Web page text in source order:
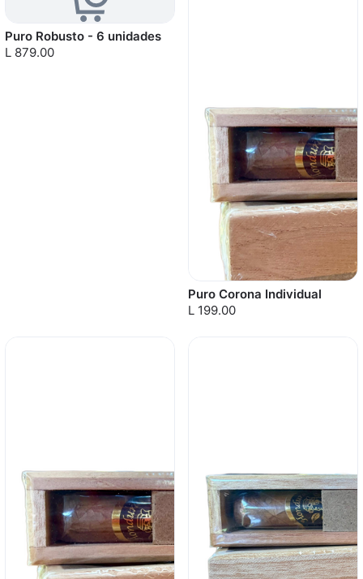
Puro Robusto - 6 unidades
L 879.00
Puro Corona Individual
L 199.00